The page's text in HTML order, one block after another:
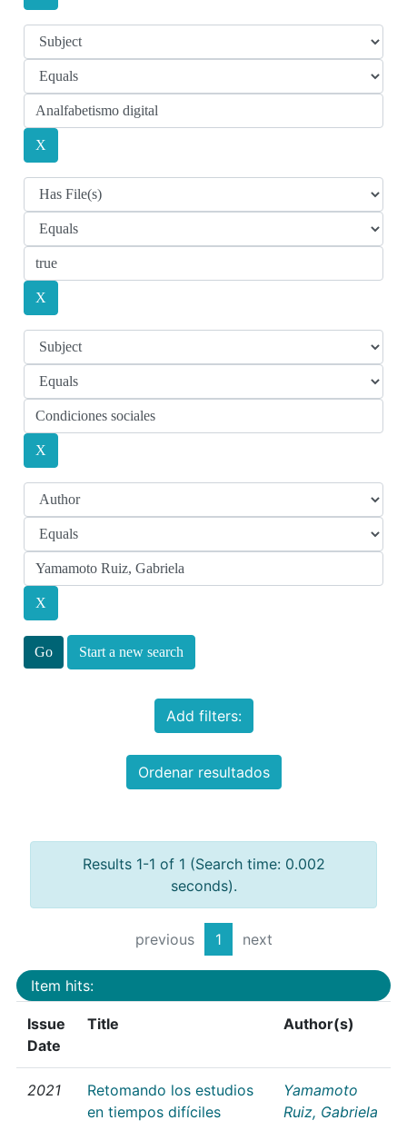
Start a new search
Add filters:
Ordenar resultados
Results 1-1 of 1 (Search time: 0.002
seconds).
previous 1 next
Item hits:
Issue
Date
Title Author(s)
2021
Retomando los estudios
en tiempos difíciles
Yamamoto
Ruiz, Gabriela